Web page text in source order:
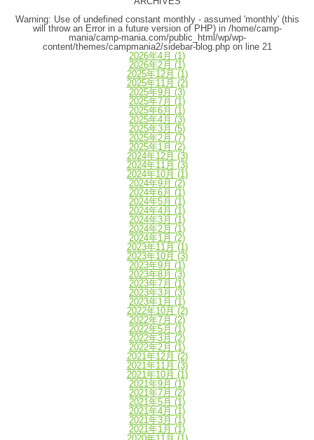
Warning: Use of undefined constant monthly - assumed 'monthly' (this
will throw an Error in a future version of PHP) in /home/camp-
mania/camp-mania.com/public_html/wp/wp-
content/themes/campmania2/sidebar-blog.phpon line 21
2026年4月 (1)
2026年2月 (1)
2025年12月 (1)
2025年11月 (2)
2025年9月 (3)
2025年7月 (1)
2025年6月 (1)
2025年4月 (3)
2025年3月 (5)
2025年2月 (7)
2025年1月 (2)
2024年12月 (3)
2024年11月 (3)
2024年10月 (1)
2024年9月 (2)
2024年6月 (1)
2024年5月 (1)
2024年4月 (1)
2024年3月 (1)
2024年2月 (1)
2024年1月 (2)
2023年11月 (1)
2023年10月 (3)
2023年9月 (1)
2023年8月 (3)
2023年7月 (1)
2023年3月 (3)
2023年1月 (1)
2022年10月 (2)
2022年7月 (2)
2022年5月 (1)
2022年3月 (2)
2022年2月 (1)
2021年12月 (2)
2021年11月 (3)
2021年10月 (1)
2021年9月 (1)
2021年7月 (2)
2021年5月 (1)
2021年4月 (1)
2021年3月 (1)
2021年1月 (1)